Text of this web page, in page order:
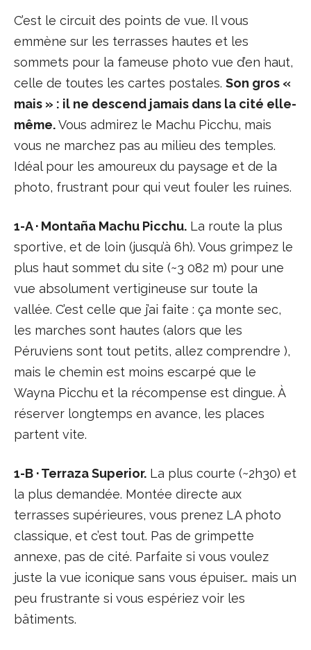
C’est le circuit des points de vue. Il vous
emmène sur les terrasses hautes et les
sommets pour la fameuse photo vue d’en haut,
celle de toutes les cartes postales. Son gros «
mais » : il ne descend jamais dans la cité elle-
même.Vous admirez le Machu Picchu, mais
vous ne marchez pas au milieu des temples.
Idéal pour les amoureux du paysage et de la
photo, frustrant pour qui veut fouler les ruines.
1-A · Montaña Machu Picchu. La route la plus
sportive, et de loin (jusqu’à 6h). Vous grimpez le
plus haut sommet du site (~3 082 m) pour une
vue absolument vertigineuse sur toute la
vallée. C’est celle que j’ai faite : ça monte sec,
les marches sont hautes (alors que les
Péruviens sont tout petits, allez comprendre ),
mais le chemin est moins escarpé que le
Wayna Picchu et la récompense est dingue. À
réserver longtemps en avance, les places
partent vite.
1-B · Terraza Superior. La plus courte (~2h30) et
la plus demandée. Montée directe aux
terrasses supérieures, vous prenez LA photo
classique, et c’est tout. Pas de grimpette
annexe, pas de cité. Parfaite si vous voulez
juste la vue iconique sans vous épuiser… mais un
peu frustrante si vous espériez voir les
bâtiments.